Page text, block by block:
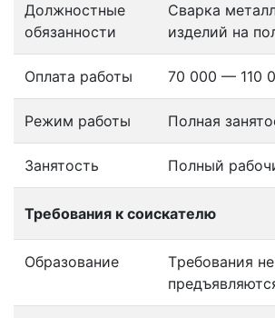
Должностные
обязанности
Сварка
изделий на
Оплата работы 70 000 — 110
Режим работы Полная
Занятость Полный
Требования к соискателю
Образование
Tребования не